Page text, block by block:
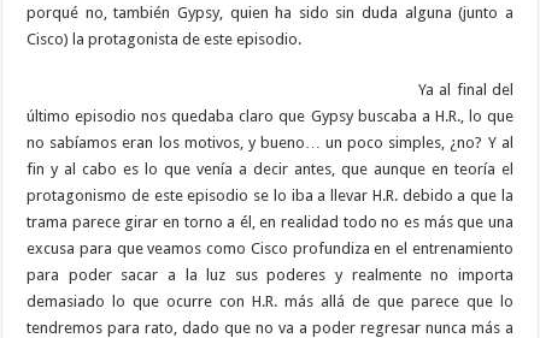
porqué no, también Gypsy, quien ha sido sin duda alguna (junto a
Cisco) la protagonista de este episodio.
Ya al final del
último episodio nos quedaba claro que Gypsy buscaba a H.R., lo que
no sabíamos eran los motivos, y bueno… un poco simples, ¿no? Y al
fin y al cabo es lo que venía a decir antes, que aunque en teoría el
protagonismo de este episodio se lo iba a llevar H.R. debido a que la
trama parece girar en torno a él, en realidad todo no es más que una
excusa para que veamos como Cisco profundiza en el entrenamiento
para poder sacar a la luz sus poderes y realmente no importa
demasiado lo que ocurre con H.R. más allá de que parece que lo
tendremos para rato, dado que no va a poder regresar nunca más a